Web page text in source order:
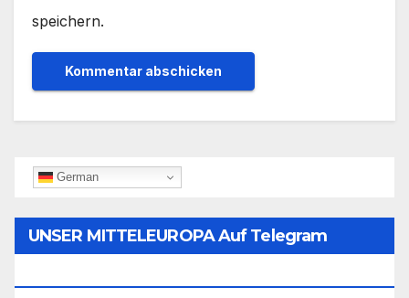
speichern.
German
UNSER MITTELEUROPA Auf Telegram